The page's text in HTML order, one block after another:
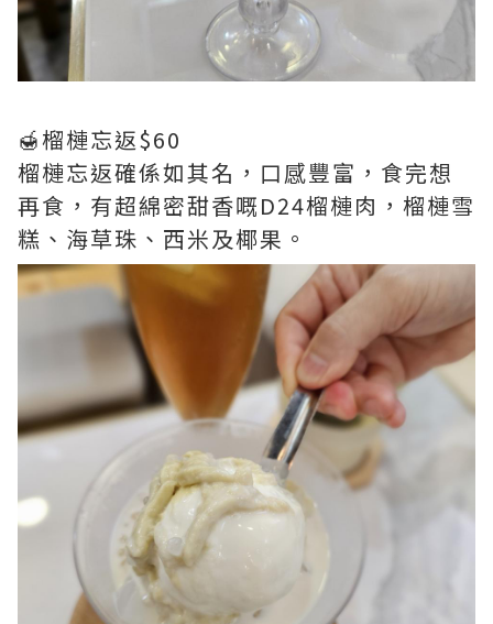
🍯榴槤忘返$60
榴槤忘返確係如其名，口感豐富，食完想
再食，有超綿密甜香嘅D24榴槤肉，榴槤雪
糕、海草珠、西米及椰果。